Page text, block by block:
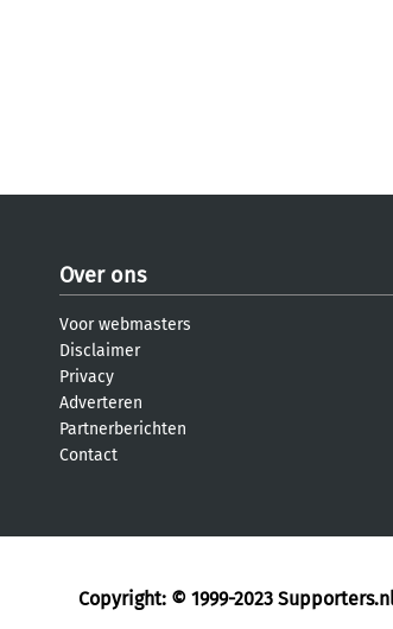
Over ons
Voor webmasters
Disclaimer
Privacy
Adverteren
Partnerberichten
Contact
Copyright: © 1999-2023